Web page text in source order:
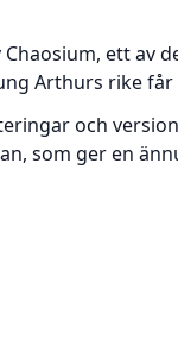
ett
Arthurs rike
och
som ger en